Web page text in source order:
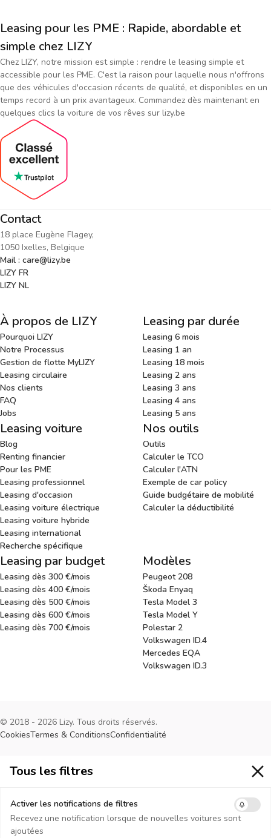
Leasing pour les PME : Rapide, abordable et
simple chez LIZY
Chez LIZY, notre mission est simple : rendre le leasing simple et
accessible pour les PME. C'est la raison pour laquelle nous n'offrons
que des véhicules d'occasion récents de qualité, et disponibles en un
temps record à un prix avantageux. Commandez dès maintenant en
quelques clics la voiture de vos rêves sur lizy.be
Contact
18 place Eugène Flagey,
1050 Ixelles, Belgique
Mail : care@lizy.be
LIZY FR
LIZY NL
À propos de LIZY
Pourquoi LIZY
Notre Processus
Gestion de flotte MyLIZY
Leasing circulaire
Nos clients
FAQ
Jobs
Leasing par durée
Leasing 6 mois
Leasing 1 an
Leasing 18 mois
Leasing 2 ans
Leasing 3 ans
Leasing 4 ans
Leasing 5 ans
Leasing voiture
Blog
Renting financier
Pour les PME
Leasing professionnel
Leasing d'occasion
Leasing voiture électrique
Leasing voiture hybride
Leasing international
Recherche spécifique
Nos outils
Outils
Calculer le TCO
Calculer l'ATN
Exemple de car policy
Guide budgétaire de mobilité
Calculer la déductibilité
Leasing par budget
Leasing dès 300 €/mois
Leasing dès 400 €/mois
Leasing dès 500 €/mois
Leasing dès 600 €/mois
Leasing dès 700 €/mois
Modèles
Peugeot 208
Škoda Enyaq
Tesla Model 3
Tesla Model Y
Polestar 2
Volkswagen ID.4
Mercedes EQA
Volkswagen ID.3
© 2018 - 2026 Lizy. Tous droits réservés.
CookiesTermes & ConditionsConfidentialité
Tous les filtres
Tous les filtres
Activer les notifications de filtres
Recevez une notification lorsque de nouvelles voitures sont
ajoutées